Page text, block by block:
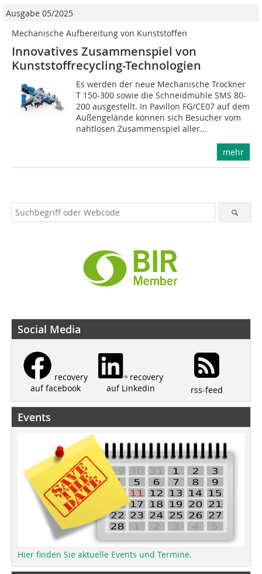
Ausgabe 05/2025
Mechanische Aufbereitung von Kunststoffen
Innovatives Zusammenspiel von
Kunststoffrecycling-Technologien
Es werden der neue Mechanische Trockner
T 150-300 sowie die Schneidmühle SMS 80-
200 ausgestellt. In Pavillon FG/CE07 auf dem
Außengelände können sich Besucher vom
nahtlosen Zusammenspiel aller...
mehr
Social Media
recovery
auf facebook
recovery
auf Linkedin
rss-feed
Events
Hier finden Sie aktuelle Events und Termine.